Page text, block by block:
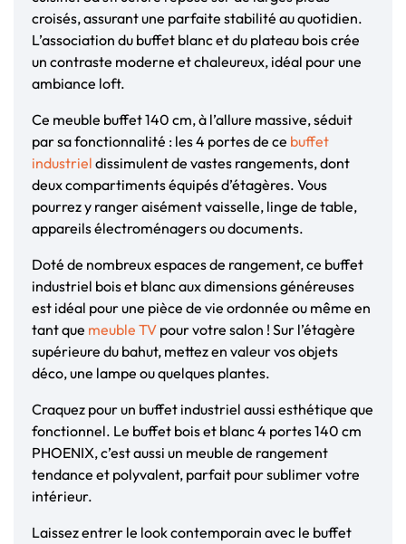
croisés, assurant une parfaite stabilité au quotidien.
L’association du buffet blanc et du plateau bois crée
un contraste moderne et chaleureux, idéal pour une
ambiance loft.
Ce meuble buffet 140 cm, à l’allure massive, séduit
par sa fonctionnalité : les 4 portes de ce buffet
industriel dissimulent de vastes rangements, dont
deux compartiments équipés d’étagères. Vous
pourrez y ranger aisément vaisselle, linge de table,
appareils électroménagers ou documents.
Doté de nombreux espaces de rangement, ce buffet
industriel bois et blanc aux dimensions généreuses
est idéal pour une pièce de vie ordonnée ou même en
tant que meuble TV pour votre salon ! Sur l’étagère
supérieure du bahut, mettez en valeur vos objets
déco, une lampe ou quelques plantes.
Craquez pour un buffet industriel aussi esthétique que
fonctionnel. Le buffet bois et blanc 4 portes 140 cm
PHOENIX, c’est aussi un meuble de rangement
tendance et polyvalent, parfait pour sublimer votre
intérieur.
Laissez entrer le look contemporain avec le buffet